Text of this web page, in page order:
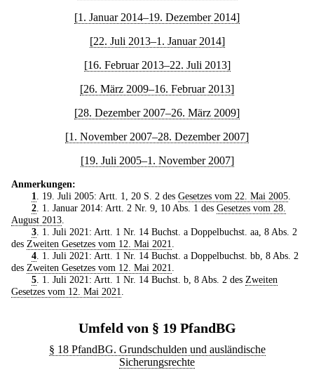
[1. Januar 2014–19. Dezember 2014]
[22. Juli 2013–1. Januar 2014]
[16. Februar 2013–22. Juli 2013]
[26. März 2009–16. Februar 2013]
[28. Dezember 2007–26. März 2009]
[1. November 2007–28. Dezember 2007]
[19. Juli 2005–1. November 2007]
Anmerkungen:
1
. 19. Juli 2005: Artt. 1, 20 S. 2 des Gesetzes vom 22. Mai 2005.
2. 1. Januar 2014: Artt. 2 Nr. 9, 10 Abs. 1 des Gesetzes vom 28.
August 2013
3. 1. Juli 2021: Artt. 1 Nr. 14 Buchst. a Doppelbuchst. aa, 8 Abs. 2
des Zweiten Gesetzes vom 12. Mai 2021
4. 1. Juli 2021: Artt. 1 Nr. 14 Buchst. a Doppelbuchst. bb, 8 Abs. 2
des Zweiten Gesetzes vom 12. Mai 2021
5. 1. Juli 2021: Artt. 1 Nr. 14 Buchst. b, 8 Abs. 2 des Zweiten
Gesetzes vom 12. Mai 2021
Umfeld von § 19 PfandBG
§ 18 PfandBG. Grundschulden und ausländische
Sicherungsrechte